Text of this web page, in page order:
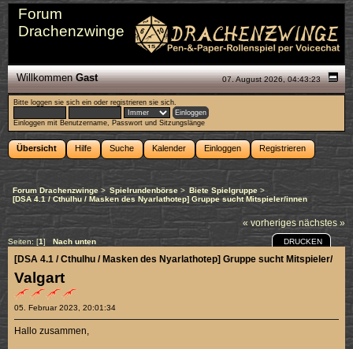
Forum
Drachenzwinge
07. August 2026, 04:43:23
WillkommenGast
Bitte loggen sie sich ein oderregistrieren sie sich.
Einloggen mit Benutzername, Passwort und Sitzungslänge
Übersicht Hilfe Suche Kalender Einloggen Registrieren
Forum Drachenzwinge > Spielrundenbörse> Biete Spielgruppe>
[DSA 4.1 / Cthulhu / Masken des Nyarlathotep] Gruppe sucht Mitspieler/innen
« vorheriges nächstes »
Seiten: [1] Nach unten DRUCKEN
Valgart
05. Februar 2023, 20:01:34
[DSA 4.1 / Cthulhu / Masken des Nyarlathotep] Gruppe sucht Mitspieler/
Hallo zusammen,